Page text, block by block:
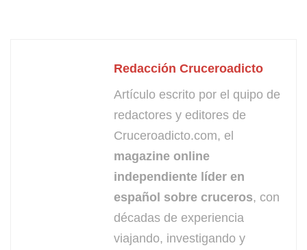
Redacción Cruceroadicto
Artículo escrito por el quipo de
redactores y editores de
Cruceroadicto.com, el
magazine online
independiente líder en
español sobre cruceros, con
décadas de experiencia
viajando, investigando y